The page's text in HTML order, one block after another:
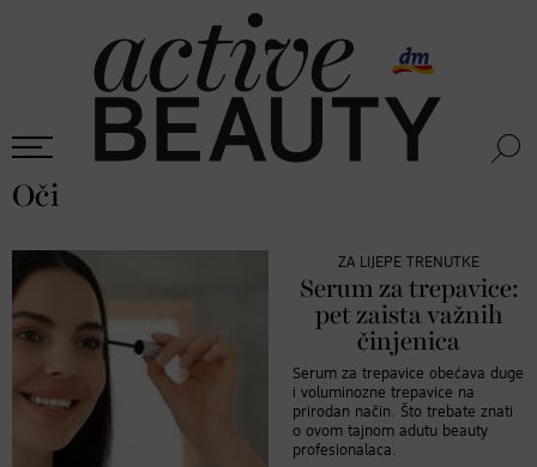
Oči
ZA LIJEPE TRENUTKE
Serum za trepavice:
pet zaista važnih
činjenica
Serum za trepavice obećava duge
i voluminozne trepavice na
prirodan način. Što trebate znati
o ovom tajnom adutu beauty
profesionalaca.